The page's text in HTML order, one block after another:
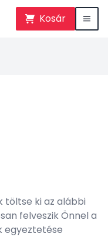
Kosár
töltse ki az alábbi
felveszik Önnel a
egyeztetése